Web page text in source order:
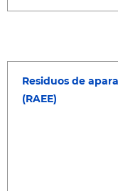
Residuos de
(RAEE)